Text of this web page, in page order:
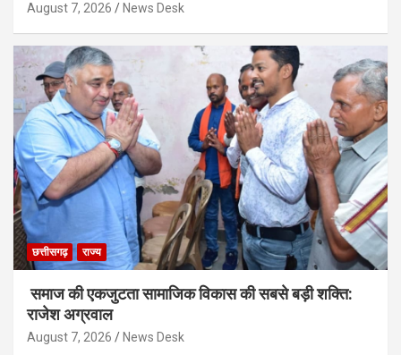
August 7, 2026 News Desk
छत्तीसगढ़ राज्य
समाज की एकजुटता सामाजिक विकास की सबसे बड़ी शक्ति:
राजेश अग्रवाल
August 7, 2026 News Desk